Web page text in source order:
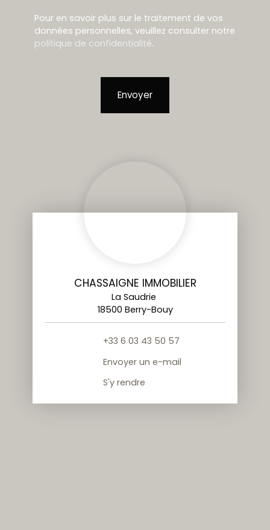
Pour en savoir plus sur le traitement de vos
données personnelles, veuillez consulter notre
politique de confidentialité.
Envoyer
CHASSAIGNE IMMOBILIER
La Saudrie
18500 Berry-Bouy
+33 6 03 43 50 57
Envoyer un e-mail
S'y rendre